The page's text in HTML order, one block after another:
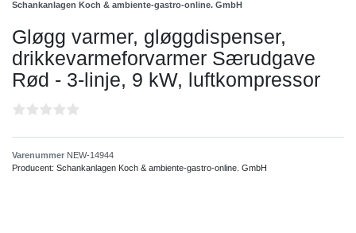
Schankanlagen Koch & ambiente-gastro-online. GmbH
Gløgg varmer, gløggdispenser,
drikkevarmeforvarmer Særudgave
Rød - 3-linje, 9 kW, luftkompressor
Varenummer NEW-14944
Producent: Schankanlagen Koch & ambiente-gastro-online. GmbH